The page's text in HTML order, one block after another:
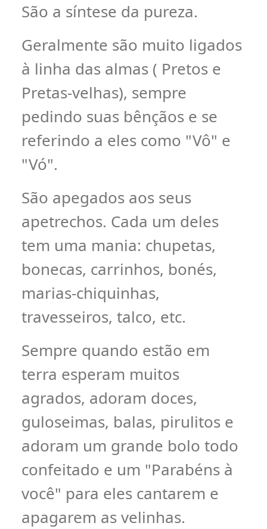
São a síntese da pureza.
Geralmente são muito ligados
à linha das almas ( Pretos e
Pretas-velhas), sempre
pedindo suas bênçãos e se
referindo a eles como "Vô" e
"Vó".
São apegados aos seus
apetrechos. Cada um deles
tem uma mania: chupetas,
bonecas, carrinhos, bonés,
marias-chiquinhas,
travesseiros, talco, etc.
Sempre quando estão em
terra esperam muitos
agrados, adoram doces,
guloseimas, balas, pirulitos e
adoram um grande bolo todo
confeitado e um "Parabéns à
você" para eles cantarem e
apagarem as velinhas.